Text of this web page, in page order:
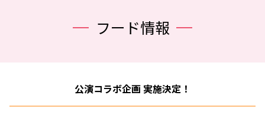
フード情報
公演コラボ企画 実施決定！